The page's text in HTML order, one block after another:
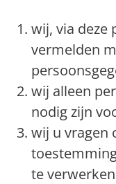
wij, via deze
vermelden
wij alleen
nodig zijn
wij u vragen
te